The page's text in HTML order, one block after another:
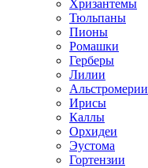
Хризантемы
Тюльпаны
Пионы
Ромашки
Герберы
Лилии
Альстромерии
Ирисы
Каллы
Орхидеи
Эустома
Гортензии